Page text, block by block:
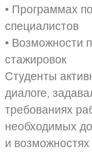
• Программах
специалистов
• Возможности
стажировок
Студенты
диалоге,
требованиях
необходимых
и